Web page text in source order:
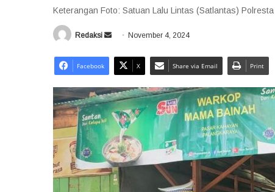
Keterangan Foto: Satuan Lalu Lintas (Satlantas)
Redaksi
a
n
e
m
a
i
November 4, 2024
Facebook X Share via Email Print